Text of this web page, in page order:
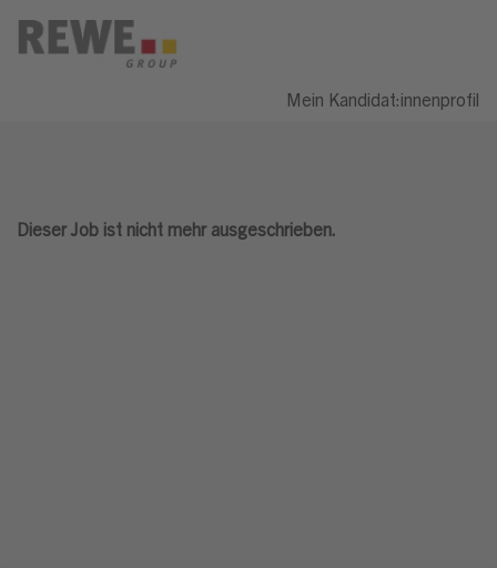
Mein Kandidat:innenprofil
Dieser Job ist nicht mehr ausgeschrieben.